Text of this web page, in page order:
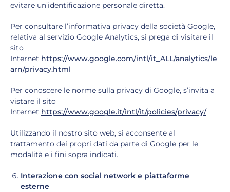
evitare un’identificazione personale diretta.
Per consultare l’informativa privacy della società Google,
relativa al servizio Google Analytics, si prega di visitare il
sito
Internet https://www.google.com/intl/it_ALL/analytics/le
arn/privacy.html
Per conoscere le norme sulla privacy di Google, s’invita a
vistare il sito
Internet https://www.google.it/intl/it/policies/privacy/
Utilizzando il nostro sito web, si acconsente al
trattamento dei propri dati da parte di Google per le
modalità e i fini sopra indicati.
Interazione con social network e piattaforme
esterne